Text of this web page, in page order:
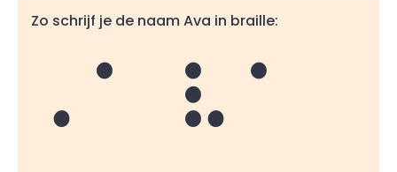
Zo schrijf je de naam Ava in braille:
Ava